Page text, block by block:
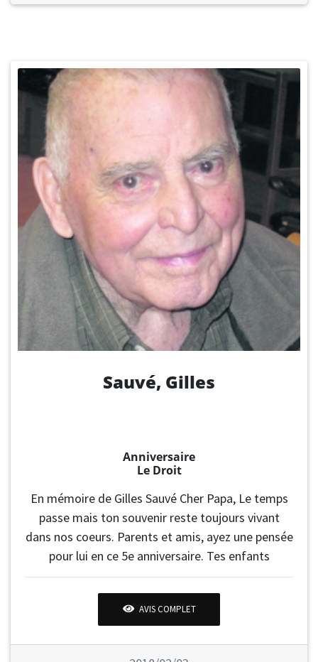
Sauvé, Gilles
Anniversaire
Le Droit
En mémoire de Gilles Sauvé Cher Papa, Le temps
passe mais ton souvenir reste toujours vivant
dans nos coeurs. Parents et amis, ayez une pensée
pour lui en ce 5e anniversaire. Tes enfants
AVIS COMPLET